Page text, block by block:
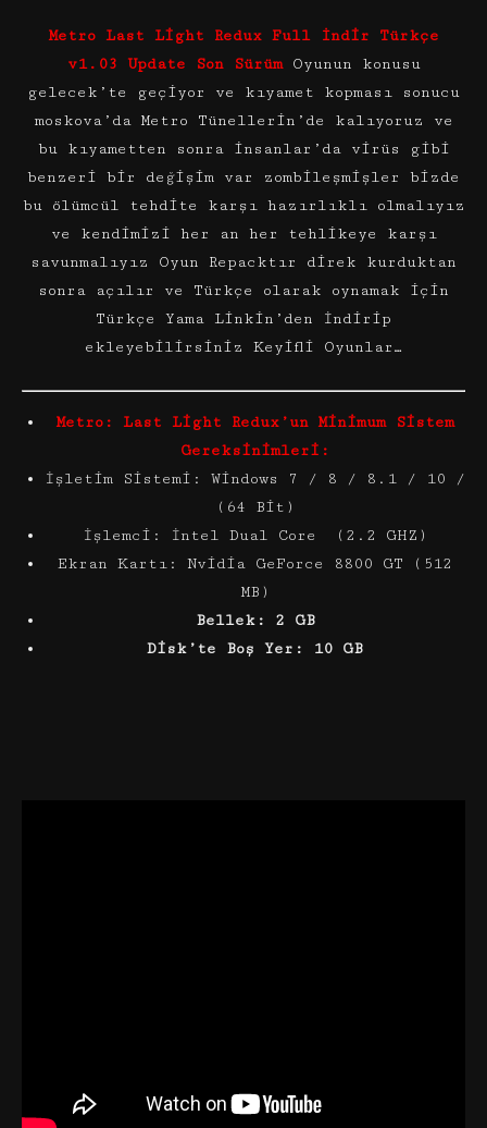
Metro Last Light Redux Full İndir Türkçe
v1.03 Update Son Sürüm Oyunun konusu
gelecek’te geçiyor ve kıyamet kopması sonucu
moskova’da Metro Tünellerin’de kalıyoruz ve
bu kıyametten sonra insanlar’da virüs gibi
benzeri bir değişim var zombileşmişler bizde
bu ölümcül tehdite karşı hazırlıklı olmalıyız
ve kendimizi her an her tehlikeye karşı
savunmalıyız Oyun Repacktır direk kurduktan
sonra açılır ve Türkçe olarak oynamak için
Türkçe Yama Linkin’den İndirip
ekleyebilirsiniz Keyifli Oyunlar…
Metro: Last Light Redux’un Minimum Sistem
Gereksinimleri:
İşletim Sistemi: Windows 7 / 8 / 8.1 / 10 /
(64 Bit)
İşlemci: İntel Dual Core (2.2 GHZ)
Ekran Kartı: Nvidia GeForce 8800 GT (512
MB)
Bellek: 2 GB
Disk’te Boş Yer: 10 GB